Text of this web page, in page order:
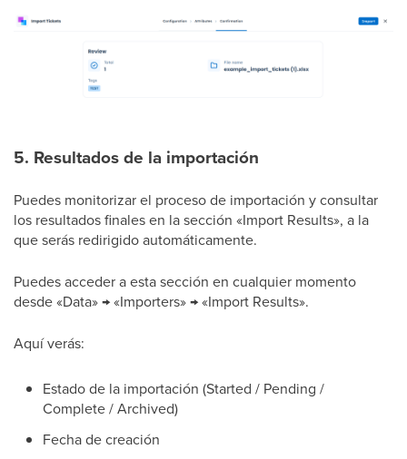
5. Resultados de la importación
Puedes monitorizar el proceso de importación y consultar
los resultados finales en la sección «Import Results», a la
que serás redirigido automáticamente.
Puedes acceder a esta sección en cualquier momento
desde «Data» → «Importers» → «Import Results».
Aquí verás:
Estado de la importación (Started / Pending /
Complete / Archived)
Fecha de creación